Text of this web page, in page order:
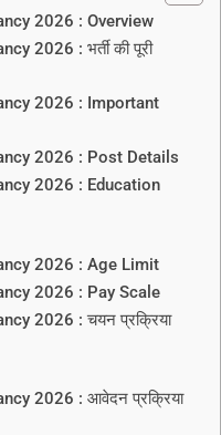
2026 : Overview
2026 : भर्ती की पूरी
2026 : Important
2026 : Post Details
2026 : Education
2026 : Age Limit
2026 : Pay Scale
2026 : चयन प्रक्रिया
2026 : आवेदन प्रक्रिया